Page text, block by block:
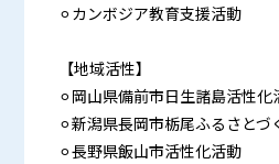
⚪︎カンボジア教育支援活動
【地域活性】
⚪︎岡山県備前市日生諸島活性化
⚪︎新潟県長岡市栃尾ふるさとづ
⚪︎長野県飯山市活性化活動